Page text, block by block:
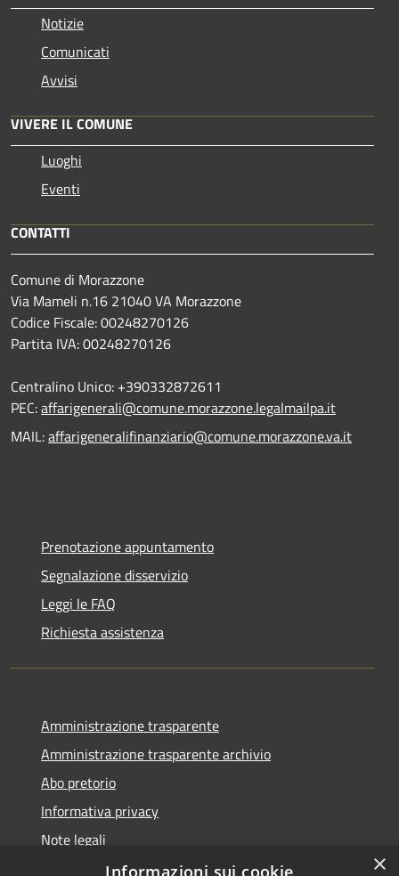
Notizie
Comunicati
Avvisi
VIVERE IL COMUNE
Luoghi
Eventi
CONTATTI
Comune di Morazzone
Via Mameli n.16 21040 VA Morazzone
Codice Fiscale: 00248270126
Partita IVA: 00248270126
Centralino Unico: +390332872611
PEC:affarigenerali@comune.morazzone.legalmailpa.it
MAIL:affarigeneralifinanziario@comune.morazzone.va.it
Prenotazione appuntamento
Segnalazione disservizio
Leggi le FAQ
Richiesta assistenza
Amministrazione trasparente
Amministrazione trasparente archivio
Abo pretorio
Informativa privacy
Note legali
Dichiarazione di accessibilità
×
Informazioni sui cookie